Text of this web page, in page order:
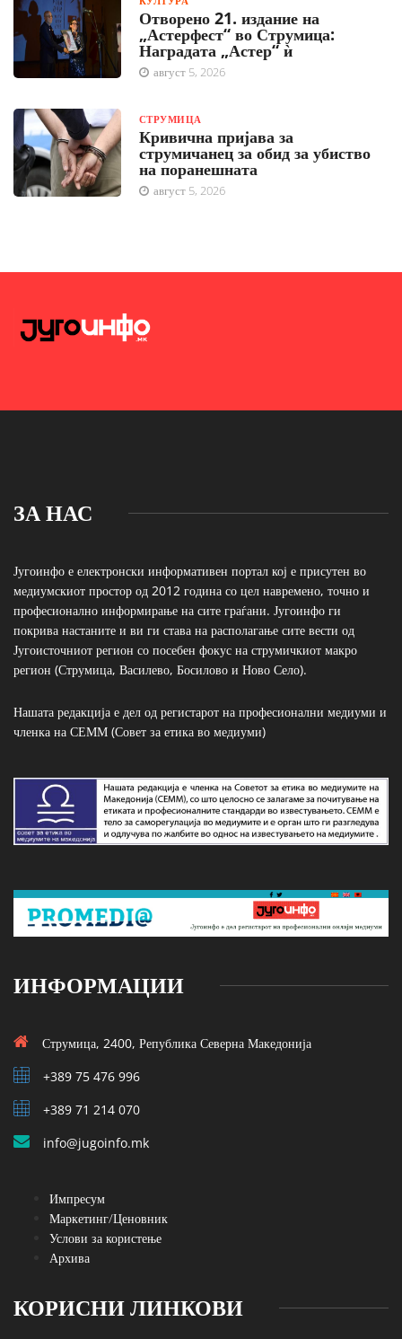
Отворено 21. издание на
„Астерфест“ во Струмица:
Наградата „Астер“ ѝ
август 5, 2026
СТРУМИЦА
Кривична пријава за
струмичанец за обид за убиство
на поранешната
август 5, 2026
ЗА НАС
Југоинфо е електронски информативен портал кој е присутен во
медиумскиот простор од 2012 година со цел навремено, точно и
професионално информирање на сите граѓани. Југоинфо ги
покрива настаните и ви ги става на располагање сите вести од
Југоисточниот регион со посебен фокус на струмичкиот макро
регион (Струмица, Василево, Босилово и Ново Село).
Нашата редакција е дел од регистарот на професионални медиуми и
членка на СЕММ (Совет за етика во медиуми)
ИНФОРМАЦИИ
Струмица, 2400, Република Северна Македонија
+389 75 476 996
+389 71 214 070
info@jugoinfo.mk
Импресум
Маркетинг/Ценовник
Услови за користење
Архива
КОРИСНИ ЛИНКОВИ